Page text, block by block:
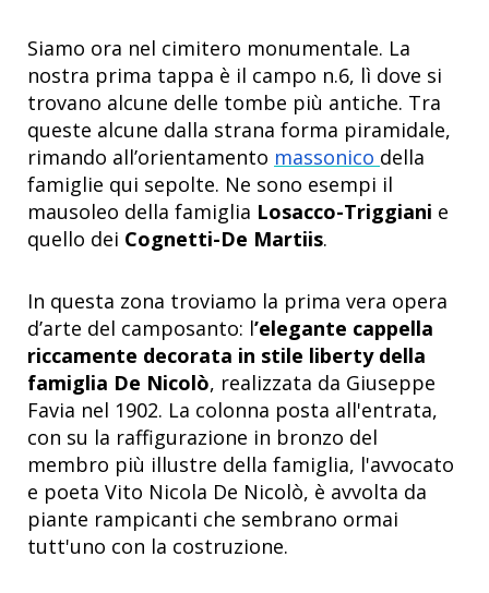
Siamo ora nel cimitero monumentale. La
nostra prima tappa è il campo n.6, lì dove si
trovano alcune delle tombe più antiche. Tra
queste alcune dalla strana forma piramidale,
rimando all’orientamento massonico della
famiglie qui sepolte. Ne sono esempi il
mausoleo della famiglia Losacco-Triggiani e
quello dei Cognetti-De Martiis.
In questa zona troviamo la prima vera opera
d’arte del camposanto: l’elegante cappella
riccamente decorata in stile liberty della
famiglia De Nicolò, realizzata da Giuseppe
Favia nel 1902. La colonna posta all'entrata,
con su la raffigurazione in bronzo del
membro più illustre della famiglia, l'avvocato
e poeta Vito Nicola De Nicolò, è avvolta da
piante rampicanti che sembrano ormai
tutt'uno con la costruzione.